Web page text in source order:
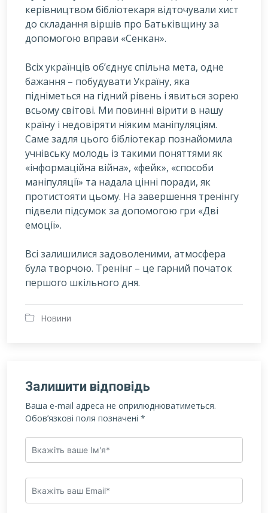
керівництвом бібліотекаря відточували хист
до складання віршів про Батьківщину за
допомогою вправи «Сенкан».
Всіх українців об’єднує спільна мета, одне
бажання – побудувати Україну, яка
підніметься на гідний рівень і явиться зорею
всьому світові. Ми повинні вірити в нашу
країну і недовіряти ніяким маніпуляціям.
Саме задля цього бібліотекар познайомила
учнівську молодь із такими поняттями як
«інформаційна війна», «фейк», «способи
маніпуляції» та надала цінні поради, як
протистояти цьому. На завершення тренінгу
підвели підсумок за допомогою гри «Дві
емоції».
Всі залишилися задоволеними, атмосфера
була творчою. Тренінг – це гарний початок
першого шкільного дня.
Новини
Залишити відповідь
Ваша e-mail адреса не оприлюднюватиметься.
Обов’язкові поля позначені *